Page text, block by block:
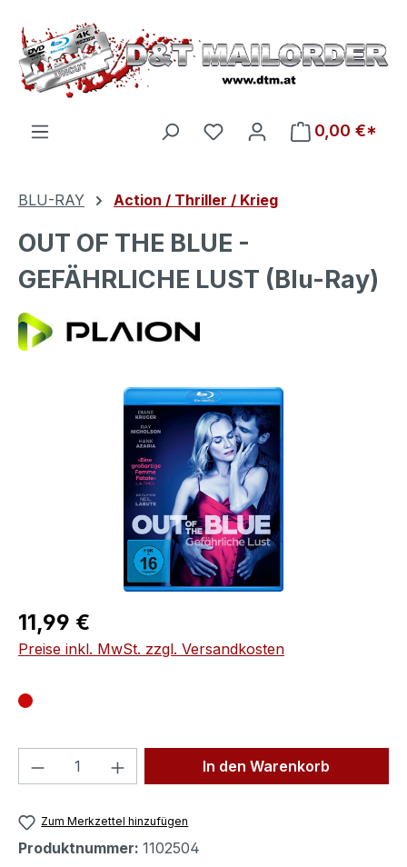
Zum Hauptinhalt springen
Du hast 0 Produkte auf
0,00 €*
BLU-RAY Action / Thriller / Krieg
OUT OF THE BLUE -
GEFÄHRLICHE LUST (Blu-Ray)
Bildergalerie überspringen
Regulärer Preis:
11,99 €
Preise inkl. MwSt. zzgl. Versandkosten
Produkt Anzahl: Gib denIn den Warenkorb
Zum Merkzettel hinzufügen
Produktnummer: 1102504